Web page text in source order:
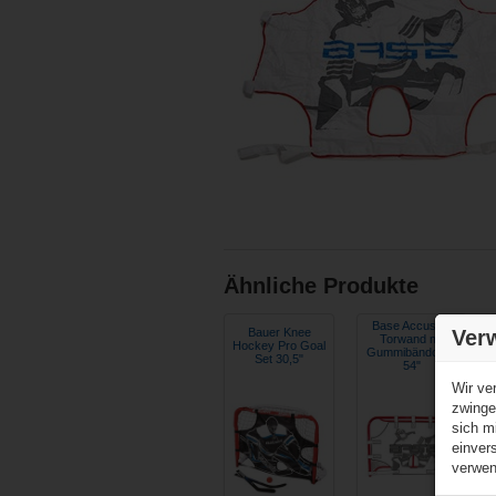
Ähnliche Produkte
Bauer Knee
Hockey Pro Goal
Set 30,5"
Base Accushot
Torwand mit
Gummibändchen
54"
Wir
sich